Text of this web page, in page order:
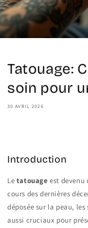
Tatouage:
soin pour
30 AVRIL 2026
Introduction
Le tatouage est devenu
cours des dernières
déposée sur la peau,
aussi cruciaux pour